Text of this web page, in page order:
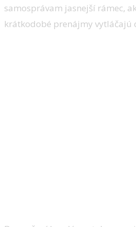
samosprávam jasnejší rámec,
krátkodobé prenájmy vytláčajú